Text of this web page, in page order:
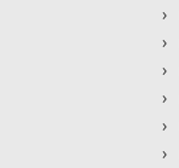
›
›
›
›
›
›